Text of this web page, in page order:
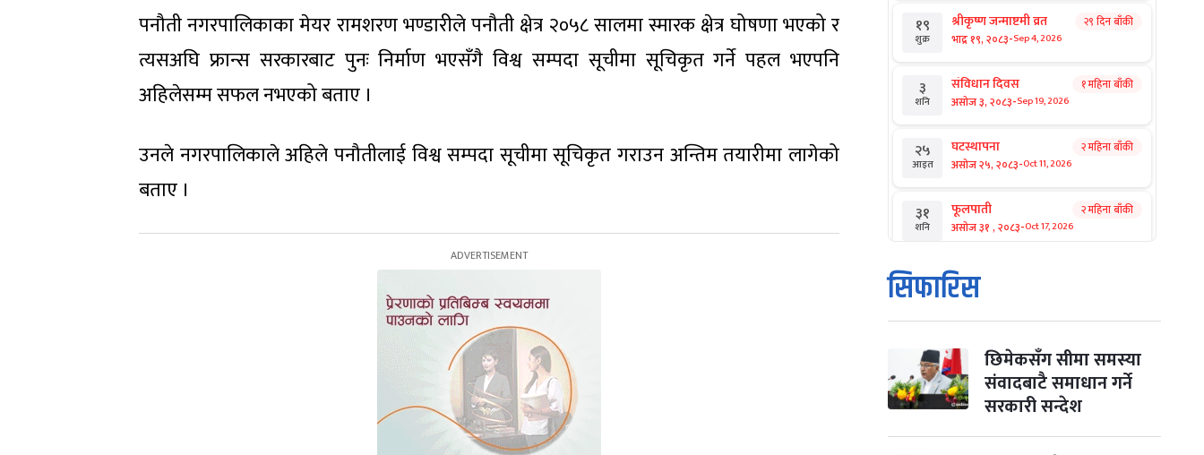
पनौती नगरपालिकाका मेयर रामशरण भण्डारीले पनौती क्षेत्र २०५८ सालमा स्मारक क्षेत्र घोषणा भएको र
त्यसअघि फ्रान्स सरकारबाट पुनः निर्माण भएसँगै विश्व सम्पदा सूचीमा सूचिकृत गर्ने पहल भएपनि
अहिलेसम्म सफल नभएको बताए ।
उनले नगरपालिकाले अहिले पनौतीलाई विश्व सम्पदा सूचीमा सूचिकृत गराउन अन्तिम तयारीमा लागेको
बताए ।
१९
शुक्र
श्रीकृष्ण जन्माष्टमी व्रत
भाद्र १९, २०८३-Sep 4, 2026
२९ दिन बाँकी
३
शनि
संविधान दिवस
असोज ३, २०८३-Sep 19, 2026
१ महिना बाँकी
२५
आइत
घटस्थापना
असोज २५, २०८३-Oct 11, 2026
२ महिना बाँकी
३१
शनि
फूलपाती
असोज ३१ , २०८३-Oct 17, 2026
२ महिना बाँकी
१
आइत
कार्तिक सङ्क्रान्ति
कार्तिक १, २०८३
मंगल कार्तिक ३, २०८३-Oct 20, 2026
४ विजयादशमी
कार्तिक ४, २०८३- Oct 21, 2026
२ महिना बाँकी
सिफारिस
छिमेकसँग सीमा समस्या
संवादबाटै समाधान गर्ने
सरकारी सन्देश